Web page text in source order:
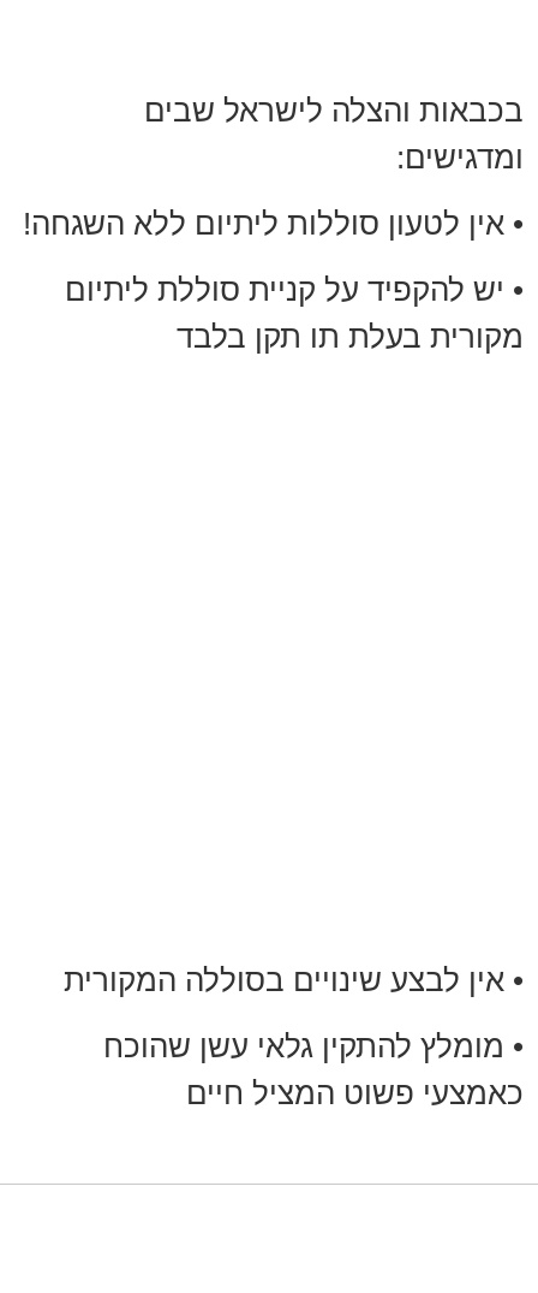
בכבאות והצלה לישראל שבים
ומדגישים:
• אין לטעון סוללות ליתיום ללא השגחה!
• יש להקפיד על קניית סוללת ליתיום
מקורית בעלת תו תקן בלבד
• אין לבצע שינויים בסוללה המקורית
• מומלץ להתקין גלאי עשן שהוכח
כאמצעי פשוט המציל חיים